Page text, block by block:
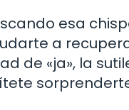
esa
a
de «ja», la